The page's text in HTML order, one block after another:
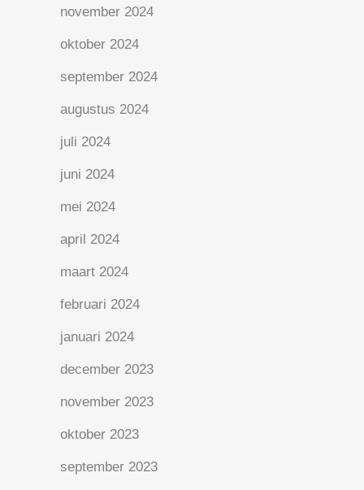
november 2024
oktober 2024
september 2024
augustus 2024
juli 2024
juni 2024
mei 2024
april 2024
maart 2024
februari 2024
januari 2024
december 2023
november 2023
oktober 2023
september 2023